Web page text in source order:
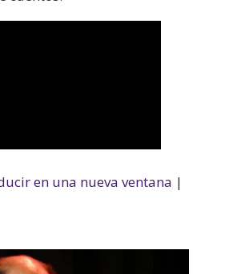
en una nueva ventana |